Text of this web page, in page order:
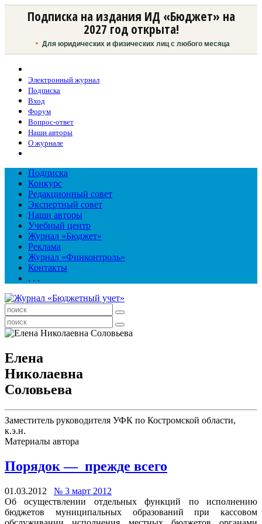
Подписка на издания ИД «Бюджет» на
2027 год открыта!
Для юридических и физических лиц с любого месяца
Электронный журнал
Подписка
Вход
Форум
Вопрос-ответ
Наши авторы
О журнале
Подписка
Конкурс
Редакционный совет
Экспертный совет
Наши авторы
Учебный центр
Журнал «Бюджет»
Реклама
Журнал «Финконтроль»
Контакты
. . .
Елена
Николаевна
Соловьева
Заместитель руководителя УФК по Костромской области,
к.э.н.
Материалы автора
Порядок — прежде всего
01.03.2012
№ 3 март 2012
Об осуществлении отдельных функций по исполнению
бюджетов муниципальных образований при кассовом